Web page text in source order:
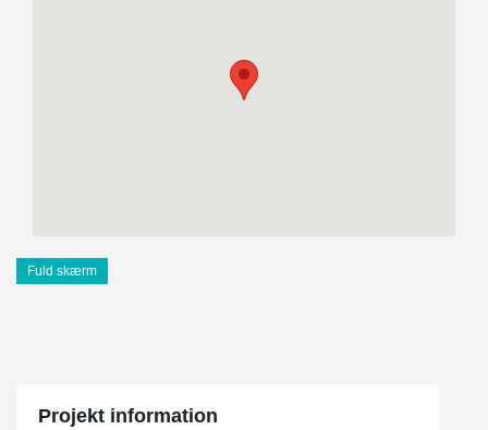
Fuld skærm
Projekt information